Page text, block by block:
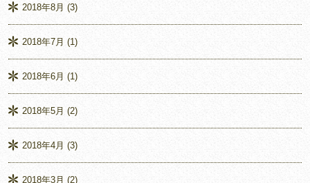
2018年8月 (3)
2018年7月 (1)
2018年6月 (1)
2018年5月 (2)
2018年4月 (3)
2018年3月 (2)